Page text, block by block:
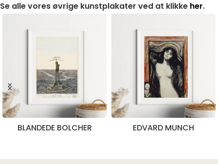
Se alle vores øvrige kunstplakater ved at klikke her.
BLANDEDE BOLCHER EDVARD MUNCH